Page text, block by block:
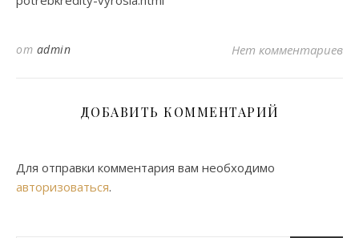
от admin Нет комментариев
ДОБАВИТЬ КОММЕНТАРИЙ
Для отправки комментария вам необходимо
авторизоваться.